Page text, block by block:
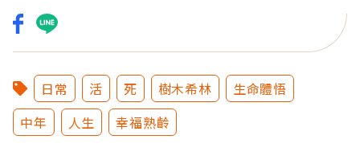
日常 活 死 樹木希林
生命體悟
中年
人生 幸福熟齡